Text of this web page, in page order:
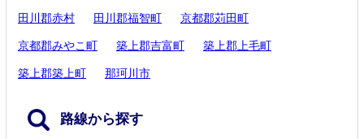
田川郡赤村 田川郡福智町 京都郡苅田町
京都郡みやこ町 築上郡吉富町 築上郡上毛町
築上郡築上町 那珂川市
路線から探す